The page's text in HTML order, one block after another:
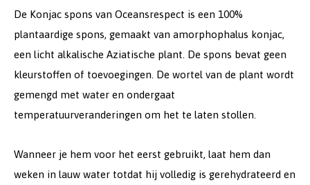
De Konjac spons van Oceansrespect is een 100%
plantaardige spons, gemaakt van amorphophalus konjac,
een licht alkalische Aziatische plant. De spons bevat geen
kleurstoffen of toevoegingen. De wortel van de plant wordt
gemengd met water en ondergaat
temperatuurveranderingen om het te laten stollen.
Wanneer je hem voor het eerst gebruikt, laat hem dan
weken in lauw water totdat hij volledig is gerehydrateerd en